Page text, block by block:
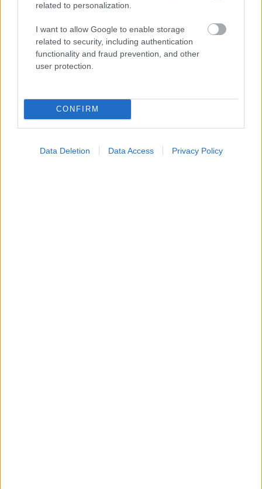
related to personalization.
I want to allow Google to enable storage
related to security, including authentication
functionality and fraud prevention, and other
user protection.
CONFIRM
Data Deletion Data Access Privacy Policy
Φυτικές ίνες και οι μορφές τους